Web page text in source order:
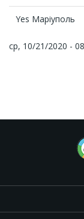
Yes Маріуполь
ср, 10/21/2020 -